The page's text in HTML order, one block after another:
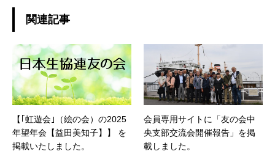
関連記事
【｢虹遊会｣（絵の会）の2025
年望年会【益田美知子】】 を
掲載いたしました。
会員専用サイトに「友の会中
央支部交流会開催報告」を掲
載しました。